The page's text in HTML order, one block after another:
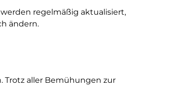
regelmäßig aktualisiert,
ändern.
aller Bemühungen zur